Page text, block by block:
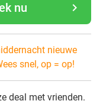
navigate_next
nu
nieuwe
snel, op = op!
deal met vrienden.